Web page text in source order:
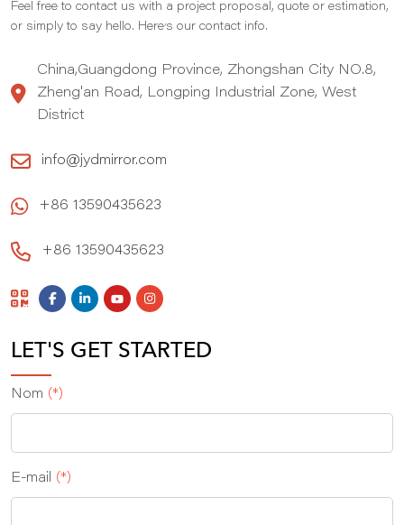
Feel free to contact us with a project proposal, quote or estimation,
or simply to say hello. Here,s our contact info.
China,Guangdong Province, Zhongshan City NO.8,
Zheng'an Road, Longping Industrial Zone, West
District
info@jydmirror.com
+86 13590435623
+86 13590435623
LET'S GET STARTED
Nom (*)
E-mail (*)